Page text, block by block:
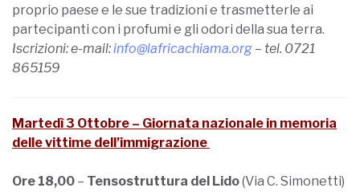
proprio paese e le sue tradizioni e trasmetterle ai
partecipanti con i profumi e gli odori della sua terra.
Iscrizioni: e-mail:info@lafricachiama.org – tel. 0721
865159
Martedì 3 Ottobre – Giornata nazionale in memoria
delle vittime dell’immigrazione
Ore 18,00 – Tensostruttura del Lido(Via C. Simonetti)